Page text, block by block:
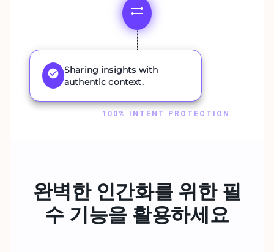
Sharing insights with
authentic context.
100% INTENT PROTECTION
완벽한 인간화를 위한 필
수 기능을 활용하세요